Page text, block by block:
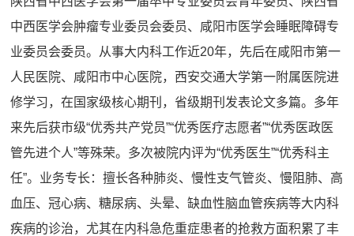
中西医学会肿瘤专业委员会委员、咸阳市医学会睡眠障碍专
业委员会委员。从事大内科工作近20年，先后在咸阳市第一
人民医院、咸阳市中心医院，西安交通大学第一附属医院进
修学习，在国家级核心期刊，省级期刊发表论文多篇。多年
来先后获市级“优秀共产党员”“优秀医疗志愿者”“优秀医政医
管先进个人”等殊荣。多次被院内评为“优秀医生”“优秀科主
任”。业务专长：擅长各种肺炎、慢性支气管炎、慢阻肺、高
血压、冠心病、糖尿病、头晕、缺血性脑血管疾病等大内科
疾病的诊治，尤其在内科急危重症患者的抢救方面积累了丰